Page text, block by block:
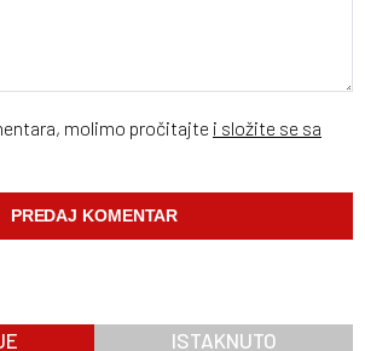
molimo pročitajte i složite se sa
ISTAKNUTO